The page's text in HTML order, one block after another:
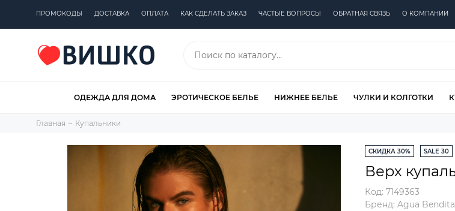
ПРОМОКОДЫ ДОСТАВКА ОПЛАТА КАК СДЕЛАТЬ ЗАКАЗ ЧАСТЫЕ ВОПРОСЫ ОБРАТНАЯ СВЯЗЬ О КОМПАНИИ
ОДЕЖДА ДЛЯ ДОМА ЭРОТИЧЕСКОЕ БЕЛЬЕ НИЖНЕЕ БЕЛЬЕ ЧУЛКИ И КОЛГОТКИ
Главная Купальники
СКИДКА 30% SALE 30
Верх
Код: 7149363
Бренд: Agua Bendita